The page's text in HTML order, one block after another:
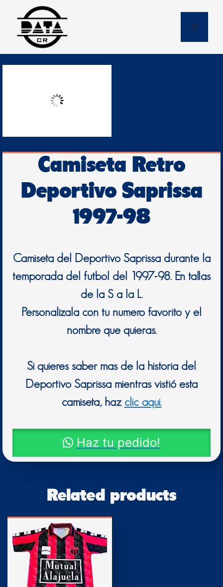
content
Menu
Camiseta Retro
Deportivo Saprissa
1997-98
Camiseta del Deportivo Saprissa durante la
temporada del futbol del 1997-98. En tallas
de la S a la L.
Personalizala con tu numero favorito y el
nombre que quieras.
Si quieres saber mas de la historia del
Deportivo Saprissa mientras vistió esta
camiseta, haz clic aqui.
Haz tu pedido!
Related products